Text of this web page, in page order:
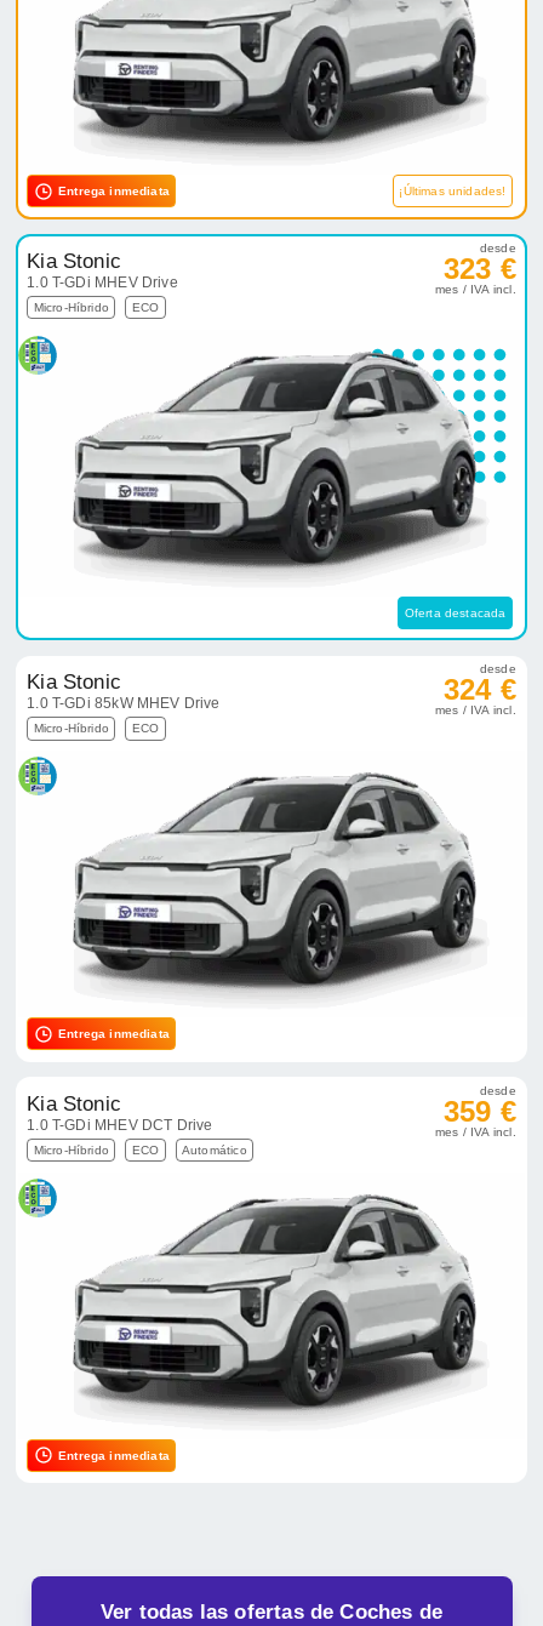
Entrega inmediata ¡Últimas unidades!
Kia Stonic
1.0 T-GDi MHEV Drive
Micro-Híbrido ECO
desde
323 €
mes / IVA incl.
Oferta destacada
Kia Stonic
1.0 T-GDi 85kW MHEV Drive
Micro-Híbrido ECO
desde
324 €
mes / IVA incl.
Entrega inmediata
Kia Stonic
1.0 T-GDi MHEV DCT Drive
Micro-Híbrido ECO Automático
desde
359 €
mes / IVA incl.
Entrega inmediata
Ver todas las ofertas de Coches de